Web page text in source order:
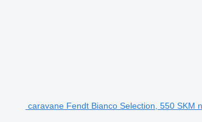
caravane Fendt Bianco Selection, 550 SKM